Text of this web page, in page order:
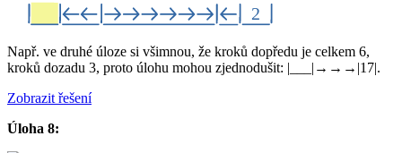
Např. ve druhé úloze si všimnou, že kroků dopředu je celkem 6,
kroků dozadu 3, proto úlohu mohou zjednodušit: |___|→→→|17|.
Zobrazit řešení
Úloha 8: